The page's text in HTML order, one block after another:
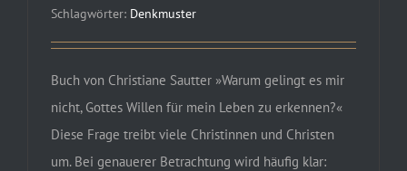
Schlagwörter: Denkmuster
Buch von Christiane Sautter »Warum gelingt es mir
nicht, Gottes Willen für mein Leben zu erkennen?«
Diese Frage treibt viele Christinnen und Christen
um. Bei genauerer Betrachtung wird häufig klar: